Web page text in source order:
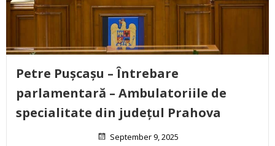
Petre Pușcașu – Întrebare
parlamentară – Ambulatoriile de
specialitate din județul Prahova
September 9, 2025